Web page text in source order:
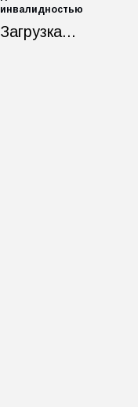
инвалидностью
Загрузка...